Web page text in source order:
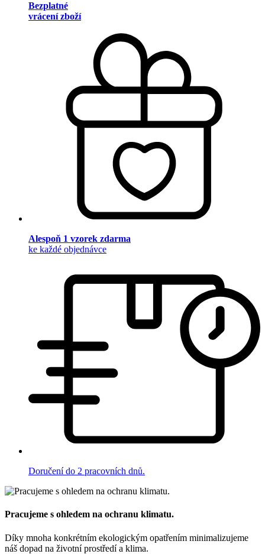
Bezplatné
vrácení zboží
Alespoň 1 vzorek zdarma
ke každé objednávce
Doručení do 2 pracovních dnů.
Pracujeme s ohledem na ochranu klimatu.
Díky mnoha konkrétním ekologickým opatřením minimalizujeme
náš dopad na životní prostředí a klima.